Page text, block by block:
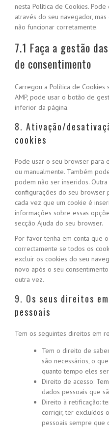
nesta Política de Cookies.
através do seu navegador,
não funcionar corretamente.
7.1 Faça a gestão
de consentimento
Carregou a Política de Cookies
AMP, pode usar o botão de
inferior da página.
8. Ativação/
cookies
Pode usar o seu browser para
ou manualmente. Também
podem não ser inseridos.
configurações do seu browser
cada vez que um cookie é
informações sobre essas
secção Ajuda do seu browser.
Por favor tenha em conta que
correctamente se todos os
excluir os cookies do seu
novo após o seu
outra vez.
9. Os seus direitos
pessoais
Tem os seguintes direitos em
Tem o direito de
são necessários, o
quanto tempo eles
Direito de acesso:
dados pessoais que
Direito à retificação:
corrigir, ter excluídos
pessoais sempre que